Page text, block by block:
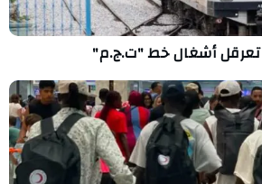
أشغال خط "ت.ج.م"